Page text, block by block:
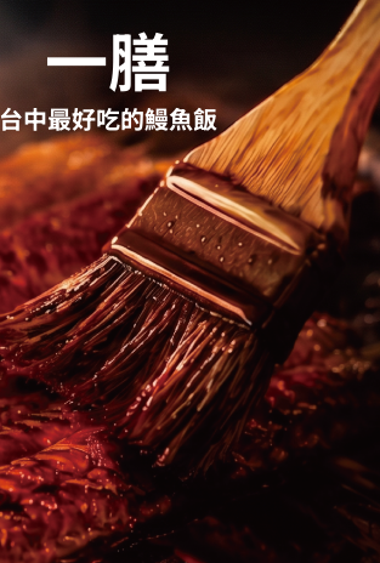
一膳
台中最好吃的鰻魚飯